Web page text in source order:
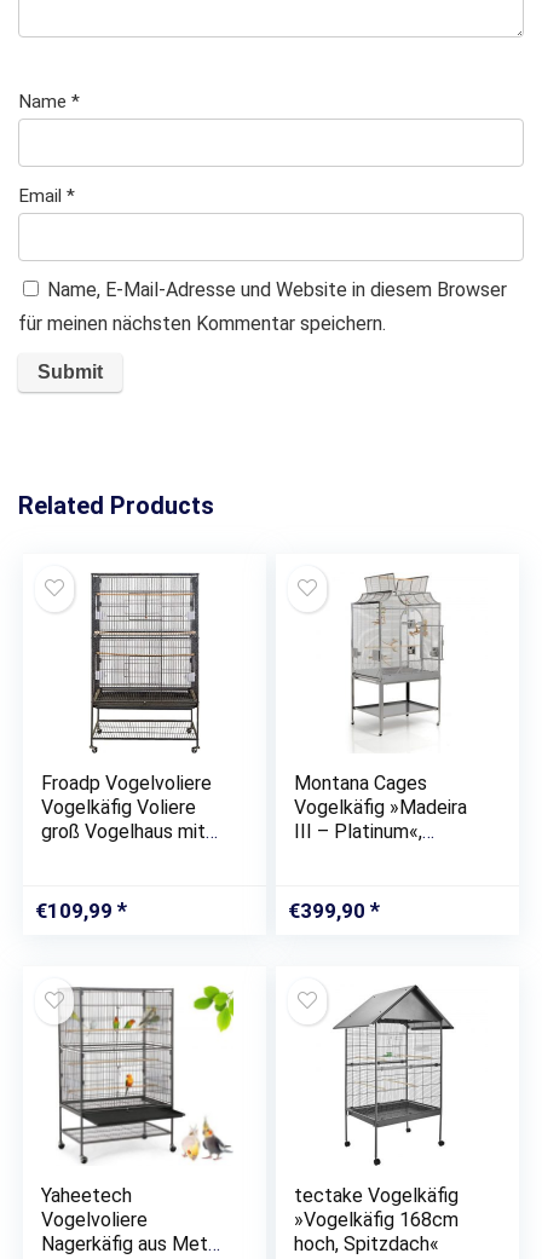
Name *
Email *
Name, E-Mail-Adresse und Website in diesem Browser
für meinen nächsten Kommentar speichern.
Related Products
Froadp Vogelvoliere
Vogelkäfig Voliere
groß Vogelhaus mit
Papageien(79×51.8x1
32cm)
€109,99
Montana Cages
Vogelkäfig »Madeira
III – Platinum«,
waagerechte
Verdrahtung &
€399,90
Yaheetech
Vogelvoliere
Nagerkäfig aus Metall
tectake Vogelkäfig
»Vogelkäfig 168cm
hoch, Spitzdach«